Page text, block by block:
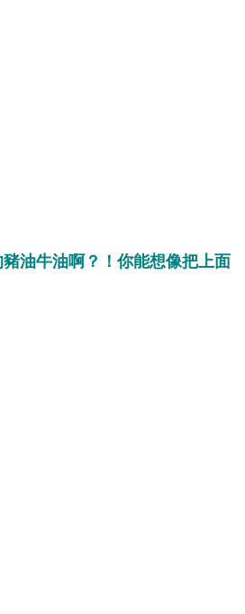
油牛油啊？！你能想像把上面